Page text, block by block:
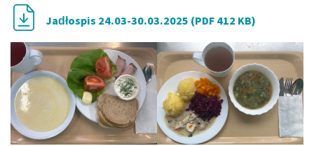
Jadłospis 24.03-30.03.2025 (PDF 412 KB)